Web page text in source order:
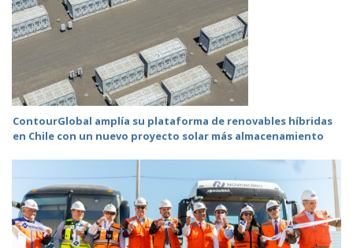
ContourGlobal amplía su plataforma de renovables híbridas
en Chile con un nuevo proyecto solar más almacenamiento